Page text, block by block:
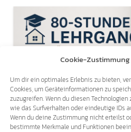
Cookie-Zustimmung
Um dir ein optimales Erlebnis zu bieten,
Cookies, um Geräteinformationen zu
zuzugreifen. Wenn du diesen
wie das Surfverhalten oder eindeutige IDs
Wenn du deine Zustimmung nicht erteilst
bestimmte Merkmale und Funktionen
SCHRIFTLICHE ANFRAGE
80-STUNDEN-LEHRGANG
PRIVATVERMIETER